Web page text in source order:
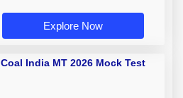
Explore Now
Coal India MT 2026 Mock Test